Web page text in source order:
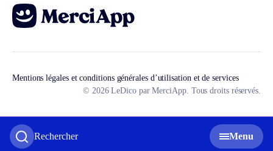
Rechercher Menu
Mentions légales et conditions générales d’utilisation et de services
© 2026 LeDico par MerciApp. Tous droits réservés.